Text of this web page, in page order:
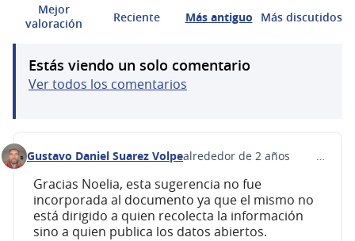
Mejor
valoración
Reciente Más antiguo Más discutidos
Estás viendo un solo comentario
Ver todos los comentarios
Comentario 465 (responder al comentario 453)
Gustavo Daniel Suarez Volpealrededor de 2 años
Gracias Noelia, esta sugerencia no fue
incorporada al documento ya que el mismo no
está dirigido a quien recolecta la información
sino a quien publica los datos abiertos.